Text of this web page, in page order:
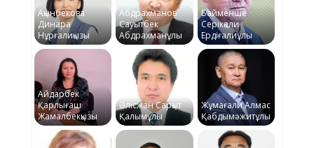
Ақынбекова
Динара
Нұрғалиқызы
Абдрахманов
Сауытбек
Абдрахманұлы
Байменше
Серікқали
Ердіғалиұлы
Айдарбек
Қарлығаш
Жамалбекқызы
Әлісжан Сарқыт
Қалымұлы
Жұмағали Алмас
Қабдымәжитұлы